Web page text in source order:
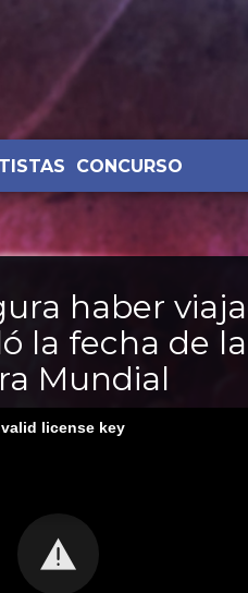
CONCURSO
haber
la fecha de la
Mundial
license key